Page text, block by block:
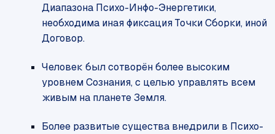
Диапазона Психо-Инфо-Энергетики,
необходима иная фиксация Точки Сборки, иной
Договор.
Человек был сотворён более высоким
уровнем Сознания, с целью управлять всем
живым на планете Земля.
Более развитые существа внедрили в Психо-